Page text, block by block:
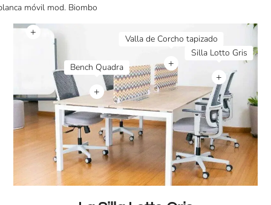
+
+
+
+